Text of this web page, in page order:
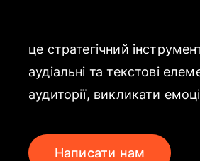
це стратегічний
аудіальні та текстові
аудиторії, викликати
Написати нам